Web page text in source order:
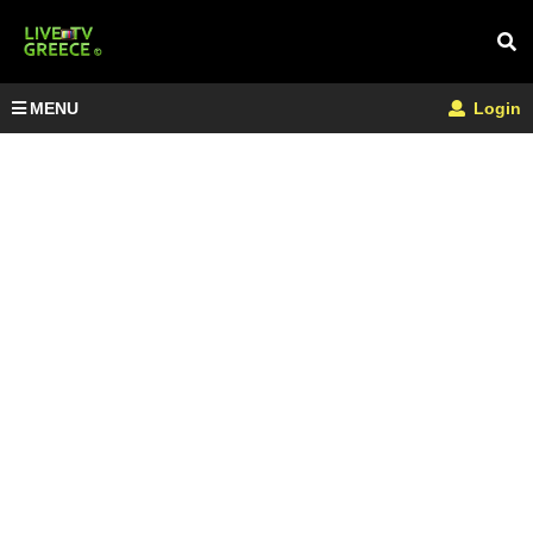
MENU Login